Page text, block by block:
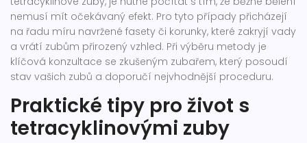
nemusí mít očekávaný efekt. Pro tyto případy přicházejí
na řadu míru navržené fasety či korunky, které zakryjí vady
a vrátí zubům přirozený vzhled. Při výběru metody je
klíčová konzultace se zkušeným zubařem, který posoudí
stav vašich zubů a doporučí nejvhodnější proceduru.
Praktické tipy pro život s
tetracyklinovými zuby